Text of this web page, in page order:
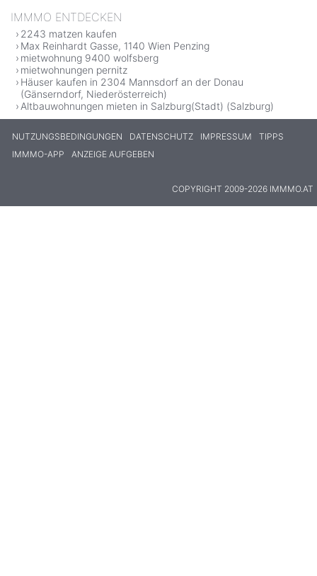
IMMMO ENTDECKEN
2243 matzen kaufen
Max Reinhardt Gasse, 1140 Wien Penzing
mietwohnung 9400 wolfsberg
mietwohnungen pernitz
Häuser kaufen in 2304 Mannsdorf an der Donau
(Gänserndorf, Niederösterreich)
Altbauwohnungen mieten in Salzburg(Stadt) (Salzburg)
NUTZUNGSBEDINGUNGEN DATENSCHUTZ IMPRESSUM
TIPPS
IMMMO-APP
ANZEIGE AUFGEBEN
COPYRIGHT 2009-2026 IMMMO.AT